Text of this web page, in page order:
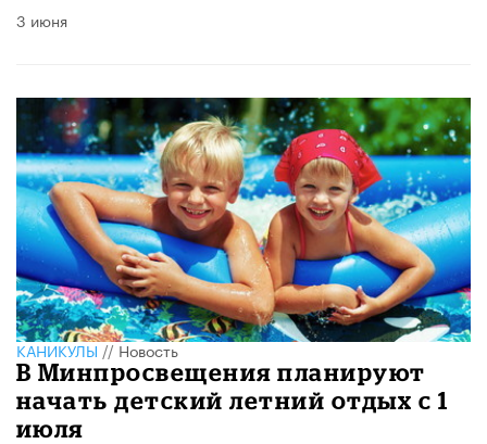
3 июня
КАНИКУЛЫ//Новость
В Минпросвещения планируют
начать детский летний отдых с 1
июля